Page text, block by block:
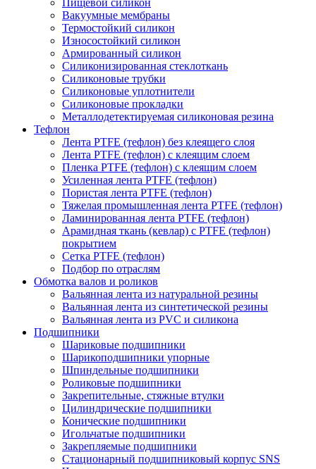
Вакуумные мембраны
Термостойкий силикон
Износостойкий силикон
Армированный силикон
Силиконизированная стеклоткань
Силиконовые трубки
Силиконовые уплотнители
Силиконовые прокладки
Металлодетектируемая силиконовая резина
Тефлон
Лента PTFE (тефлон) без клеящего слоя
Лента PTFE (тефлон) с клеящим слоем
Пленка PTFE (тефлон) с клеящим слоем
Усиленная лента PTFE (тефлон)
Пористая лента PTFE (тефлон)
Тяжелая промышленная лента PTFE (тефлон)
Ламинированная лента PTFE (тефлон)
Арамидная ткань (кевлар) с PTFE (тефлон)
покрытием
Сетка PTFE (тефлон)
Подбор по отраслям
Обмотка валов и роликов
Вальянная лента из натуральной резины
Вальянная лента из синтетической резины
Вальянная лента из PVC и силикона
Подшипники
Шариковые подшипники
Шарикоподшипники упорные
Шпиндельные подшипники
Роликовые подшипники
Закрепительные, стяжные втулки
Цилиндрические подшипники
Конические подшипники
Игольчатые подшипники
Закрепляемые подшипники
Стационарный подшипниковый корпус SNS